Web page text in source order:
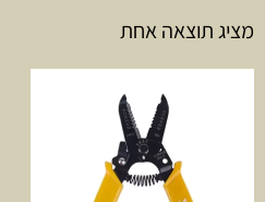
מציג תוצאה אחת